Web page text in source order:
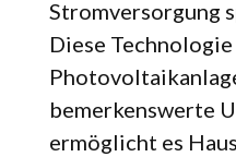
Stromversorgung
Diese
bemerkenswerte
ermöglicht es